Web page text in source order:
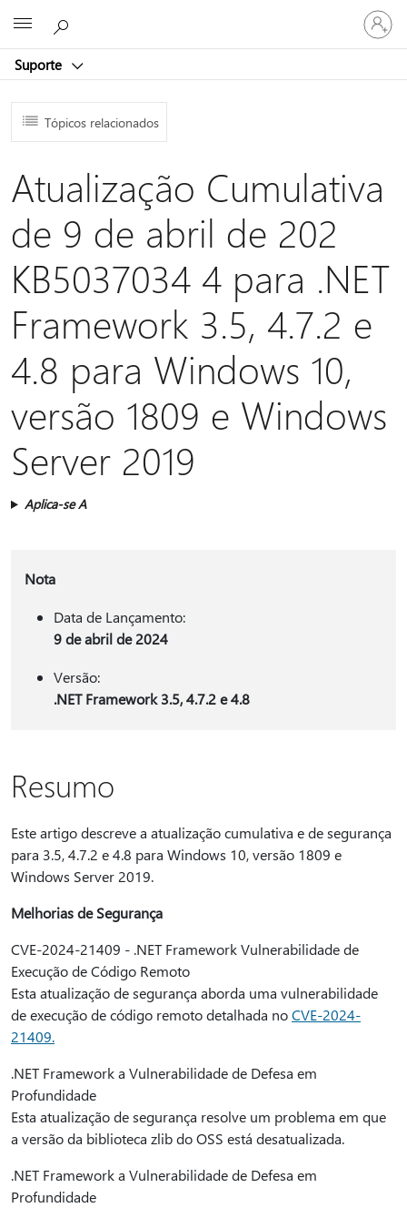
Suporte
Iniciar
sessão
na
Tópicos relacionados
Atualização Cumulativa
de 9 de abril de 202
KB5037034 4 para .NET
Framework 3.5, 4.7.2 e
4.8 para Windows 10,
versão 1809 e Windows
Server 2019
Aplica-se A
Nota
Data de Lançamento:
9 de abril de 2024
Versão:
.NET Framework 3.5, 4.7.2 e 4.8
Resumo
Este artigo descreve a atualização cumulativa e de segurança
para 3.5, 4.7.2 e 4.8 para Windows 10, versão 1809 e
Windows Server 2019.
Melhorias de Segurança
CVE-2024-21409 - .NET Framework Vulnerabilidade de
Execução de Código Remoto
Esta atualização de segurança aborda uma vulnerabilidade
de execução de código remoto detalhada noCVE-2024-
21409.
.NET Framework a Vulnerabilidade de Defesa em
Profundidade
Esta atualização de segurança resolve um problema em que
a versão da biblioteca zlib do OSS está desatualizada.
.NET Framework a Vulnerabilidade de Defesa em
Profundidade